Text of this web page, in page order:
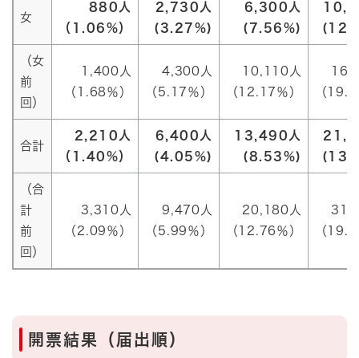
女
880人
（1.06%）
2,730人
(3.27%)
6,300人
(7.56%)
（女
前
回）
1,400人
（1.68％）
4,300人
（5.17％）
10,110人
（12.17％）
（
合計
2,210人
（1.40%）
6,400人
(4.05%)
13,490人
(8.53%)
（合
計
前
回）
3,310人
（2.09％）
9,470人
（5.99％）
20,180人
（12.76％）
（
開票結果（届出順）